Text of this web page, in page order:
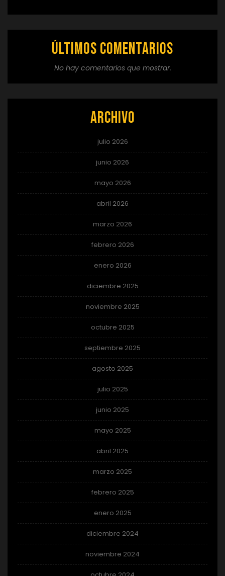
Últimos comentarios
No hay comentarios que mostrar.
Archivo
julio 2026
junio 2026
mayo 2026
abril 2026
marzo 2026
febrero 2026
enero 2026
diciembre 2025
noviembre 2025
octubre 2025
septiembre 2025
agosto 2025
julio 2025
junio 2025
mayo 2025
abril 2025
marzo 2025
febrero 2025
enero 2025
diciembre 2024
noviembre 2024